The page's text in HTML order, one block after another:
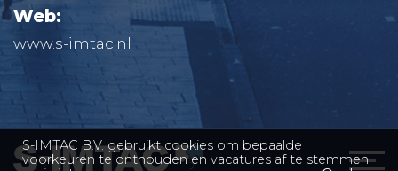
Web:
www.s-imtac.nl
S-IMTAC B.V. gebruikt cookies om bepaalde
voorkeuren te onthouden en vacatures af te stemmen